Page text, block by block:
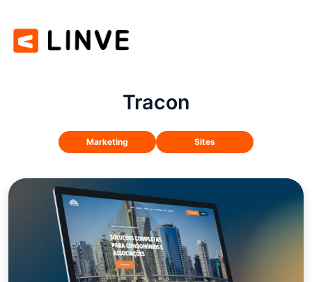
Tracon
Marketing Sites